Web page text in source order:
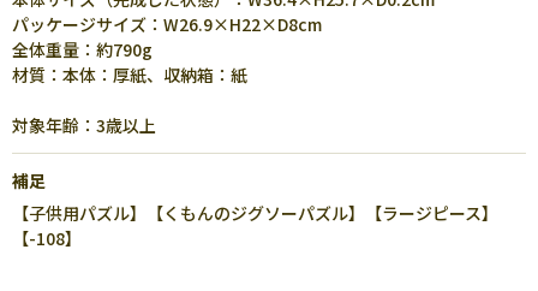
パッケージサイズ：W26.9×H22×D8cm
全体重量：約790g
材質：本体：厚紙、収納箱：紙
対象年齢：3歳以上
補足
【子供用パズル】【くもんのジグソーパズル】【ラージピース】
【-108】